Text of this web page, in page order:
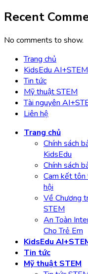
Recent
No comments to show.
Trang chủ
KidsEdu AI+STEM
Tin tức
Mỹ thuật STEM
Tài nguyên
Liên hệ
Trang chủ
Chính sách
KidsEdu
Chính sách
Cam kết tôn
hội
Về Chương
STEM
An Toàn
Cho Trẻ Em
KidsEdu
Tin tức
Mỹ thuật STEM